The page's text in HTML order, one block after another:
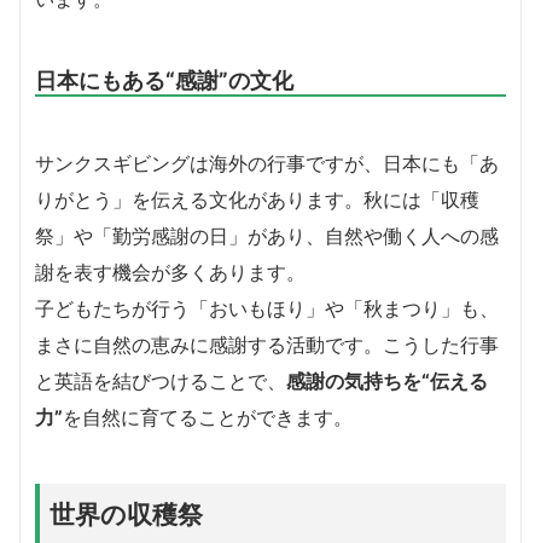
日本にもある“感謝”の文化
サンクスギビングは海外の行事ですが、日本にも「あ
りがとう」を伝える文化があります。秋には「収穫
祭」や「勤労感謝の日」があり、自然や働く人への感
謝を表す機会が多くあります。
子どもたちが行う「おいもほり」や「秋まつり」も、
まさに自然の恵みに感謝する活動です。こうした行事
と英語を結びつけることで、 感謝の気持ちを“伝える
力”を自然に育てることができます。
世界の収穫祭